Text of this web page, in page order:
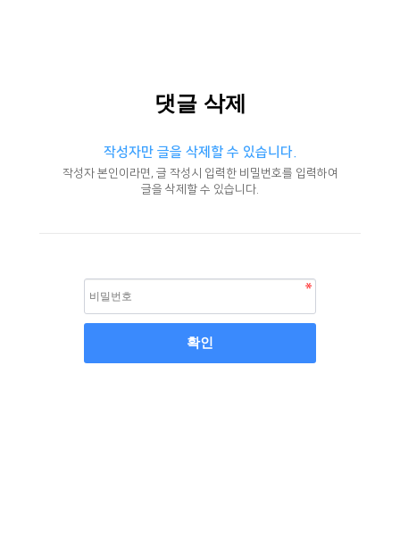
댓글 삭제
작성자만 글을 삭제할 수 있습니다.
작성자 본인이라면, 글 작성시 입력한 비밀번호를 입력하여
글을 삭제할 수 있습니다.